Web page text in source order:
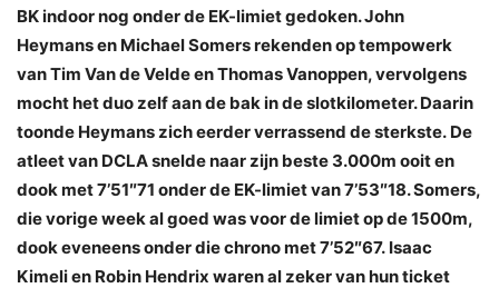
BK indoor nog onder de EK-limiet gedoken. John
Heymans en Michael Somers rekenden op tempowerk
van Tim Van de Velde en Thomas Vanoppen, vervolgens
mocht het duo zelf aan de bak in de slotkilometer. Daarin
toonde Heymans zich eerder verrassend de sterkste. De
atleet van DCLA snelde naar zijn beste 3.000m ooit en
dook met 7’51″71 onder de EK-limiet van 7’53″18. Somers,
die vorige week al goed was voor de limiet op de 1500m,
dook eveneens onder die chrono met 7’52″67. Isaac
Kimeli en Robin Hendrix waren al zeker van hun ticket